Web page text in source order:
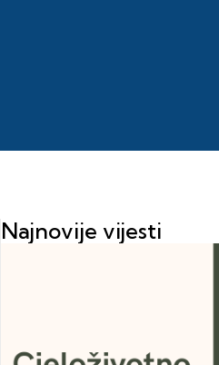
Najnovije vijesti